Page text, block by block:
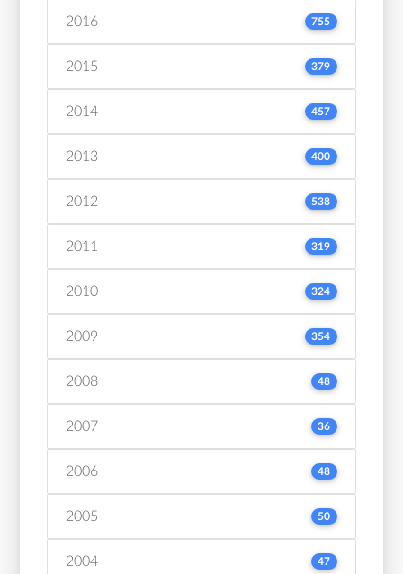
2016 755
2015 379
2014 457
2013 400
2012 538
2011 319
2010 324
2009 354
2008 48
2007 36
2006 48
2005 50
2004 47